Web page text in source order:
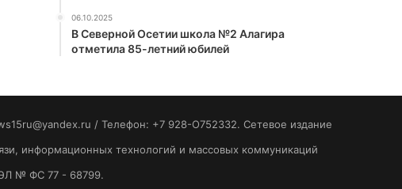
06.10.2025
В Северной Осетии школа №2 Алагира
отметила 85-летний юбилей
/ Телефон: +7 928-O752332. Сетевое издание
информационных технологий и массовых коммуникаций
ЭЛ № ФС 77 - 68799.